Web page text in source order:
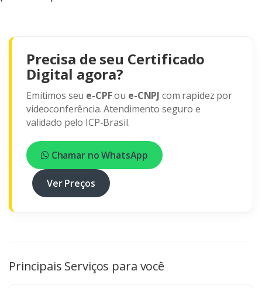
Precisa de seu Certificado
Digital agora?
Emitimos seu e-CPFou e-CNPJ com rapidez por
videoconferência. Atendimento seguro e
validado pelo ICP-Brasil.
Chamar no WhatsApp
Ver Preços
Principais Serviços para você